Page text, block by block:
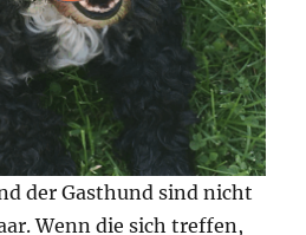
der Gasthund sind nicht
Wenn die sich treffen,